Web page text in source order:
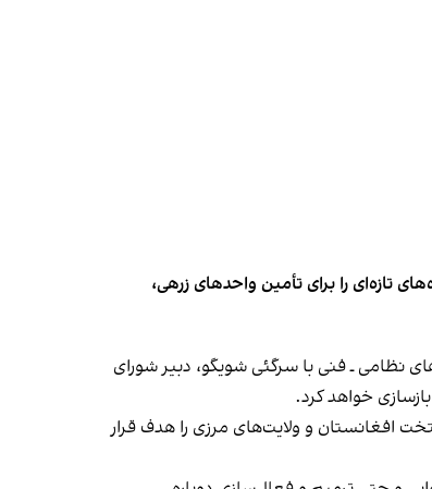
تازه‌ای را برای تأمین واحدهای زرهی،
نظامی ـ فنی با سرگئی شویگو، دبیر شورای
خواهد کرد.
افغانستان و ولایت‌های مرزی را هدف قرار